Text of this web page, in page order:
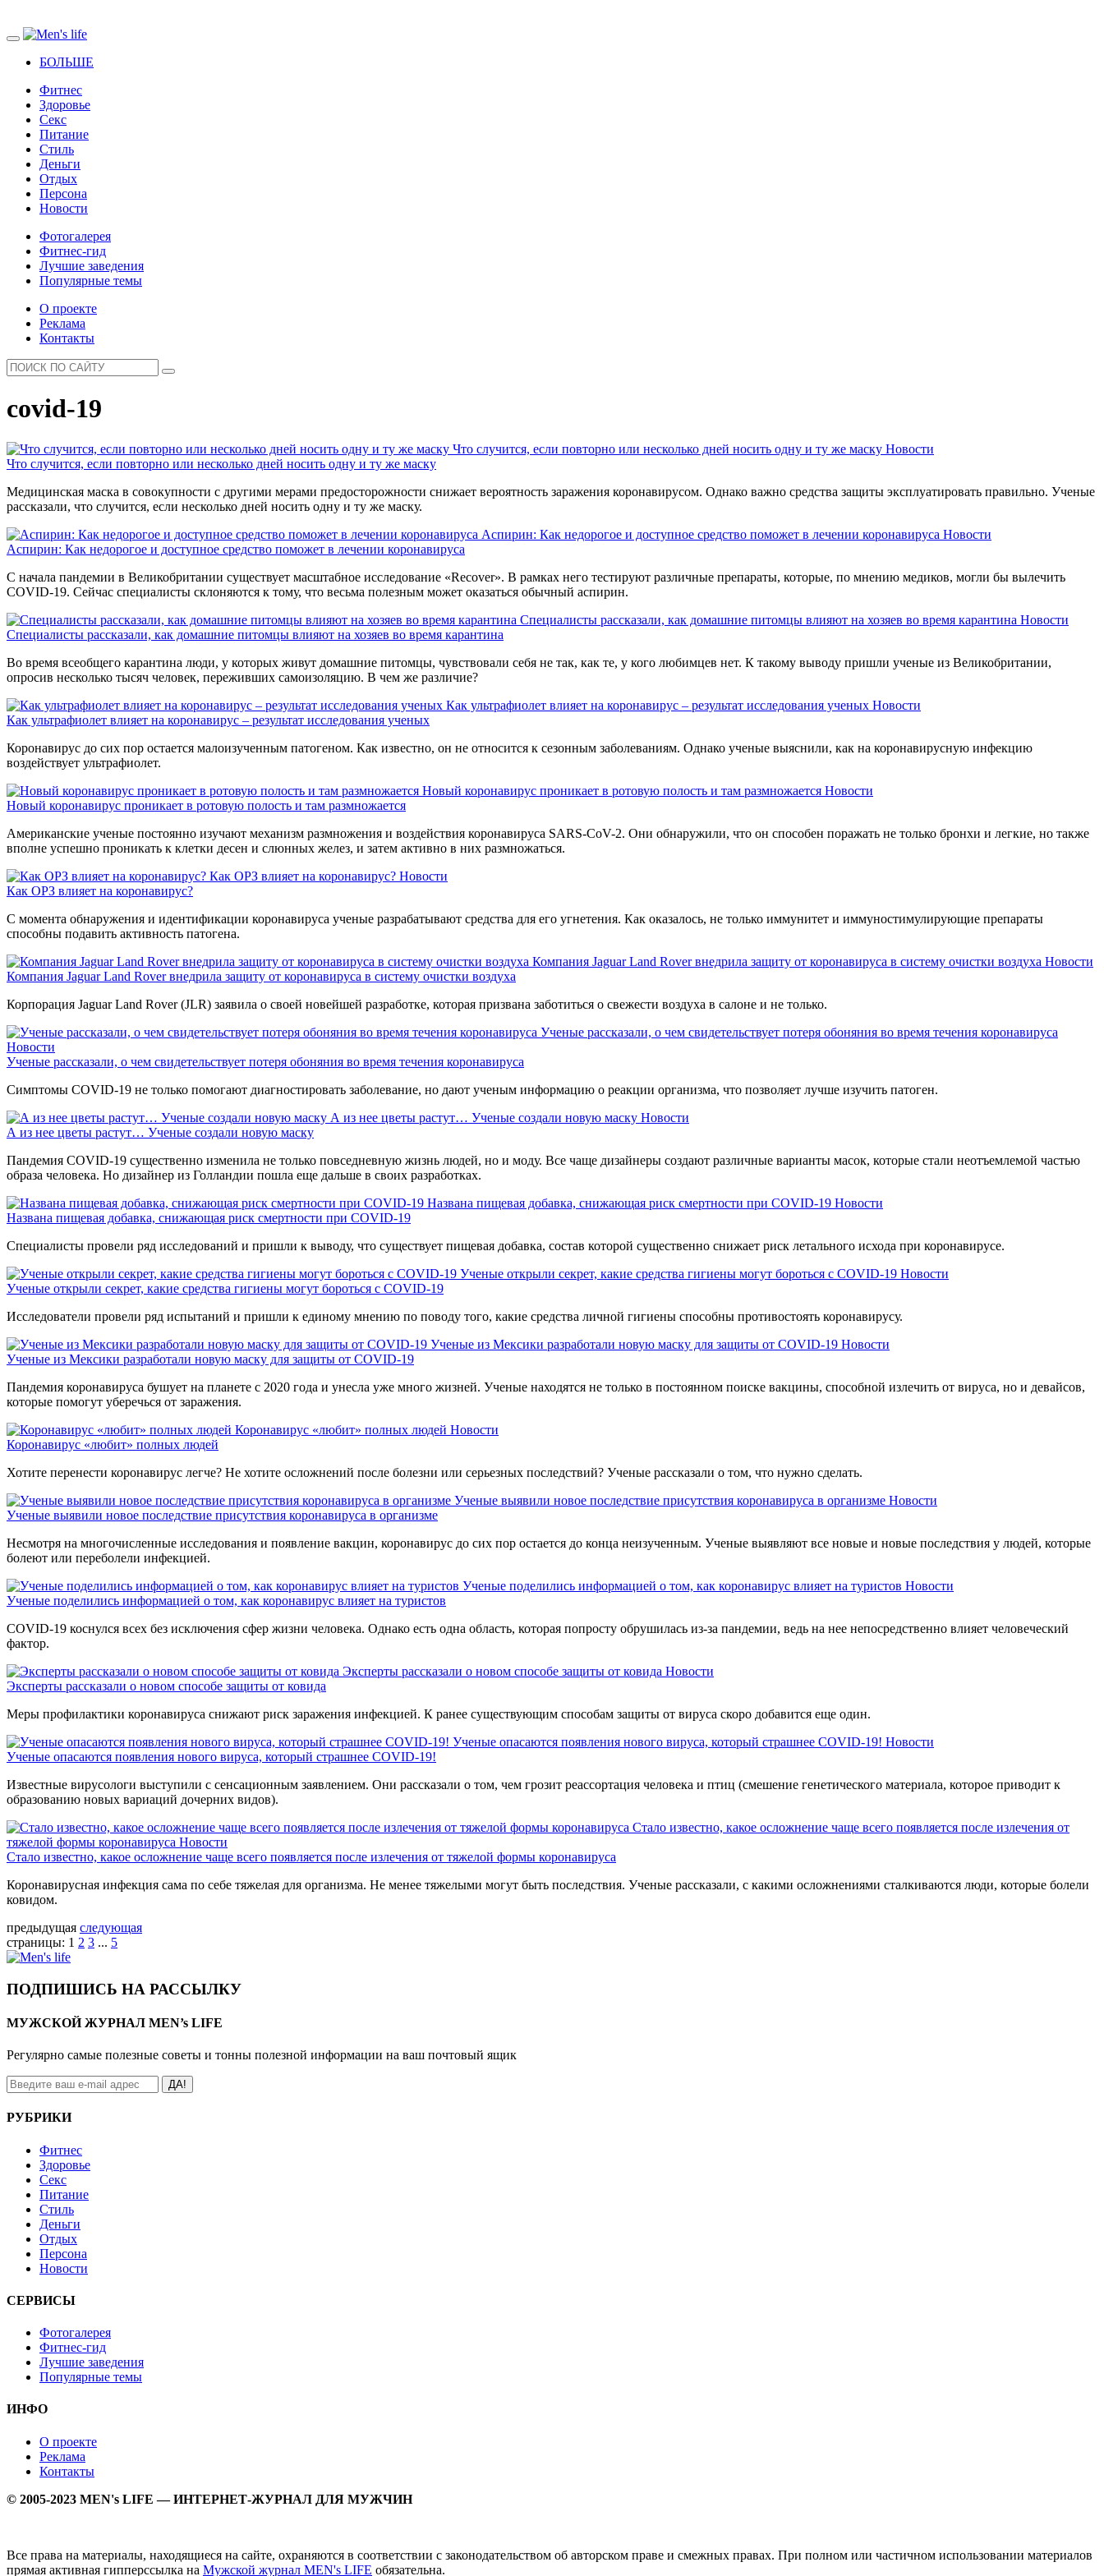
БОЛЬШЕ
Фитнес
Здоровье
Секс
Питание
Стиль
Деньги
Отдых
Персона
Новости
Фотогалерея
Фитнес-гид
Лучшие заведения
Популярные темы
О проекте
Реклама
Контакты
covid-19
Что случится, если повторно или несколько дней носить одну и ту же маску Новости
Что случится, если повторно или несколько дней носить одну и ту же маску
Медицинская маска в совокупности с другими мерами предосторожности снижает вероятность заражения коронавирусом. Однако важно средства защиты эксплуатировать правильно. Ученые
рассказали, что случится, если несколько дней носить одну и ту же маску.
Аспирин: Как недорогое и доступное средство поможет в лечении коронавируса Новости
Аспирин: Как недорогое и доступное средство поможет в лечении коронавируса
С начала пандемии в Великобритании существует масштабное исследование «Recover». В рамках него тестируют различные препараты, которые, по мнению медиков, могли бы вылечить
COVID-19. Сейчас специалисты склоняются к тому, что весьма полезным может оказаться обычный аспирин.
Специалисты рассказали, как домашние питомцы влияют на хозяев во время карантина Новости
Специалисты рассказали, как домашние питомцы влияют на хозяев во время карантина
Во время всеобщего карантина люди, у которых живут домашние питомцы, чувствовали себя не так, как те, у кого любимцев нет. К такому выводу пришли ученые из Великобритании,
опросив несколько тысяч человек, переживших самоизоляцию. В чем же различие?
Как ультрафиолет влияет на коронавирус – результат исследования ученых Новости
Как ультрафиолет влияет на коронавирус – результат исследования ученых
Коронавирус до сих пор остается малоизученным патогеном. Как известно, он не относится к сезонным заболеваниям. Однако ученые выяснили, как на коронавирусную инфекцию
воздействует ультрафиолет.
Новый коронавирус проникает в ротовую полость и там размножается Новости
Новый коронавирус проникает в ротовую полость и там размножается
Американские ученые постоянно изучают механизм размножения и воздействия коронавируса SARS-CoV-2. Они обнаружили, что он способен поражать не только бронхи и легкие, но также
вполне успешно проникать к клетки десен и слюнных желез, и затем активно в них размножаться.
Как ОРЗ влияет на коронавирус? Новости
Как ОРЗ влияет на коронавирус?
С момента обнаружения и идентификации коронавируса ученые разрабатывают средства для его угнетения. Как оказалось, не только иммунитет и иммуностимулирующие препараты
способны подавить активность патогена.
Компания Jaguar Land Rover внедрила защиту от коронавируса в систему очистки воздуха Новости
Компания Jaguar Land Rover внедрила защиту от коронавируса в систему очистки воздуха
Корпорация Jaguar Land Rover (JLR) заявила о своей новейшей разработке, которая призвана заботиться о свежести воздуха в салоне и не только.
Ученые рассказали, о чем свидетельствует потеря обоняния во время течения коронавируса
Новости
Ученые рассказали, о чем свидетельствует потеря обоняния во время течения коронавируса
Симптомы COVID-19 не только помогают диагностировать заболевание, но дают ученым информацию о реакции организма, что позволяет лучше изучить патоген.
А из нее цветы растут… Ученые создали новую маску Новости
А из нее цветы растут… Ученые создали новую маску
Пандемия COVID-19 существенно изменила не только повседневную жизнь людей, но и моду. Все чаще дизайнеры создают различные варианты масок, которые стали неотъемлемой частью
образа человека. Но дизайнер из Голландии пошла еще дальше в своих разработках.
Названа пищевая добавка, снижающая риск смертности при COVID-19 Новости
Названа пищевая добавка, снижающая риск смертности при COVID-19
Специалисты провели ряд исследований и пришли к выводу, что существует пищевая добавка, состав которой существенно снижает риск летального исхода при коронавирусе.
Ученые открыли секрет, какие средства гигиены могут бороться с COVID-19 Новости
Ученые открыли секрет, какие средства гигиены могут бороться с COVID-19
Исследователи провели ряд испытаний и пришли к единому мнению по поводу того, какие средства личной гигиены способны противостоять коронавирусу.
Ученые из Мексики разработали новую маску для защиты от COVID-19 Новости
Ученые из Мексики разработали новую маску для защиты от COVID-19
Пандемия коронавируса бушует на планете с 2020 года и унесла уже много жизней. Ученые находятся не только в постоянном поиске вакцины, способной излечить от вируса, но и девайсов,
которые помогут уберечься от заражения.
Коронавирус «любит» полных людей Новости
Коронавирус «любит» полных людей
Хотите перенести коронавирус легче? Не хотите осложнений после болезни или серьезных последствий? Ученые рассказали о том, что нужно сделать.
Ученые выявили новое последствие присутствия коронавируса в организме Новости
Ученые выявили новое последствие присутствия коронавируса в организме
Несмотря на многочисленные исследования и появление вакцин, коронавирус до сих пор остается до конца неизученным. Ученые выявляют все новые и новые последствия у людей, которые
болеют или переболели инфекцией.
Ученые поделились информацией о том, как коронавирус влияет на туристов Новости
Ученые поделились информацией о том, как коронавирус влияет на туристов
COVID-19 коснулся всех без исключения сфер жизни человека. Однако есть одна область, которая попросту обрушилась из-за пандемии, ведь на нее непосредственно влияет человеческий
фактор.
Эксперты рассказали о новом способе защиты от ковида Новости
Эксперты рассказали о новом способе защиты от ковида
Меры профилактики коронавируса снижают риск заражения инфекцией. К ранее существующим способам защиты от вируса скоро добавится еще один.
Ученые опасаются появления нового вируса, который страшнее COVID-19! Новости
Ученые опасаются появления нового вируса, который страшнее COVID-19!
Известные вирусологи выступили с сенсационным заявлением. Они рассказали о том, чем грозит реассортация человека и птиц (смешение генетического материала, которое приводит к
образованию новых вариаций дочерних видов).
Стало известно, какое осложнение чаще всего появляется после излечения от
тяжелой формы коронавируса Новости
Стало известно, какое осложнение чаще всего появляется после излечения от тяжелой формы коронавируса
Коронавирусная инфекция сама по себе тяжелая для организма. Не менее тяжелыми могут быть последствия. Ученые рассказали, с какими осложнениями сталкиваются люди, которые болели
ковидом.
предыдущая следующая
страницы: 1 2 3 ... 5
ПОДПИШИСЬ НА РАССЫЛКУ
МУЖСКОЙ ЖУРНАЛ MEN’s LIFE
Регулярно самые полезные советы и тонны полезной информации на ваш почтовый ящик
ДА!
РУБРИКИ
Фитнес
Здоровье
Секс
Питание
Стиль
Деньги
Отдых
Персона
Новости
СЕРВИСЫ
Фотогалерея
Фитнес-гид
Лучшие заведения
Популярные темы
ИНФО
О проекте
Реклама
Контакты
© 2005-2023 MEN's LIFE — ИНТЕРНЕТ-ЖУРНАЛ ДЛЯ МУЖЧИН
Все права на материалы, находящиеся на сайте, охраняются в соответствии с законодательством об авторском праве и смежных правах. При полном или частичном использовании материалов
прямая активная гипперссылка на Мужской журнал MEN's LIFE обязательна.